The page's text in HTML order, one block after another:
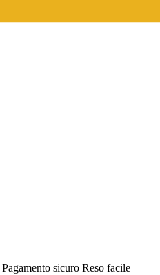
Pagamento sicuro Reso facile